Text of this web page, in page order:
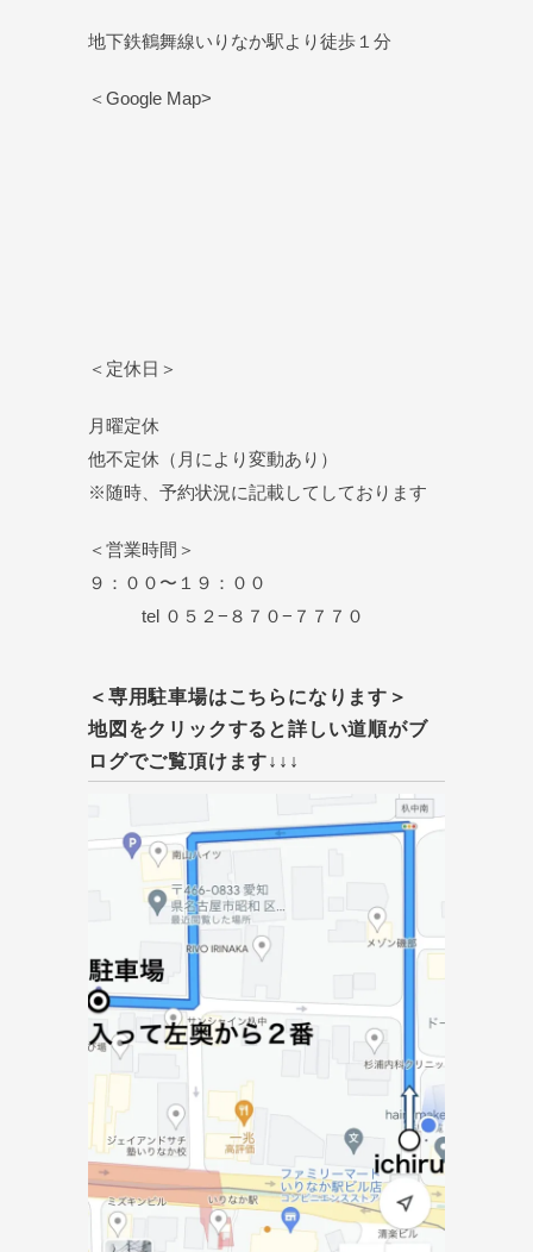
地下鉄鶴舞線いりなか駅より徒歩１分
＜Google Map>
＜定休日＞
月曜定休
他不定休（月により変動あり）
※随時、予約状況に記載してしております
＜営業時間＞
９：００〜１９：００
tel ０５２−８７０−７７７０
＜専用駐車場はこちらになります＞
地図をクリックすると詳しい道順がブ
ログでご覧頂けます↓↓↓